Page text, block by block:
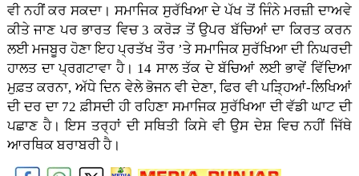
ਵੀ ਨਹੀਂ ਕਰ ਸਕਦਾ। ਸਮਾਜਿਕ ਸੁਰੱਖਿਆ ਦੇ ਪੱਖ ਤੋਂ ਜਿੰਨੇ ਮਰਜ਼ੀ ਦਾਅਵੇ
ਕੀਤੇ ਜਾਣ ਪਰ ਭਾਰਤ ਵਿਚ 3 ਕਰੋੜ ਤੋਂ ਉਪਰ ਬੱਚਿਆਂ ਦਾ ਕਿਰਤ ਕਰਨ
ਲਈ ਮਜਬੂਰ ਹੋਣਾ ਇਹ ਪ੍ਰਤੱਖ ਤੌਰ ’ਤੇ ਸਮਾਜਿਕ ਸੁਰੱਖਿਆ ਦੀ ਨਿਘਰਦੀ
ਹਾਲਤ ਦਾ ਪ੍ਰਗਟਾਵਾ ਹੈ। 14 ਸਾਲ ਤੱਕ ਦੇ ਬੱਚਿਆਂ ਲਈ ਭਾਵੇਂ ਵਿੱਦਿਆ
ਮੁਫ਼ਤ ਕਰਨਾ, ਅੱਧੇ ਦਿਨ ਵੇਲੇ ਭੋਜਨ ਵੀ ਦੇਣਾ, ਫਿਰ ਵੀ ਪੜ੍ਹਿਆਂ-ਲਿਖਿਆਂ
ਦੀ ਦਰ ਦਾ 72 ਫ਼ੀਸਦੀ ਹੀ ਰਹਿਣਾ ਸਮਾਜਿਕ ਸੁਰੱਖਿਆ ਦੀ ਵੱਡੀ ਘਾਟ ਦੀ
ਪਛਾਣ ਹੈ। ਇਸ ਤਰ੍ਹਾਂ ਦੀ ਸਥਿਤੀ ਕਿਸੇ ਵੀ ਉਸ ਦੇਸ਼ ਵਿਚ ਨਹੀਂ ਜਿੱਥੇ
ਆਰਥਿਕ ਬਰਾਬਰੀ ਹੈ।